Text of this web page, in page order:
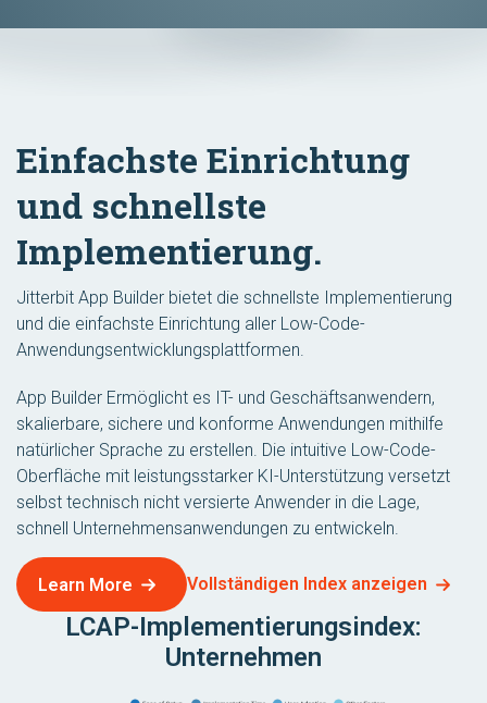
Einfachste Einrichtung
und schnellste
Implementierung.
Jitterbit App Builder bietet die schnellste Implementierung
und die einfachste Einrichtung aller Low-Code-
Anwendungsentwicklungsplattformen.
App Builder Ermöglicht es IT- und Geschäftsanwendern,
skalierbare, sichere und konforme Anwendungen mithilfe
natürlicher Sprache zu erstellen. Die intuitive Low-Code-
Oberfläche mit leistungsstarker KI-Unterstützung versetzt
selbst technisch nicht versierte Anwender in die Lage,
schnell Unternehmensanwendungen zu entwickeln.
Learn More Vollständigen Index anzeigen
LCAP-Implementierungsindex:
Unternehmen